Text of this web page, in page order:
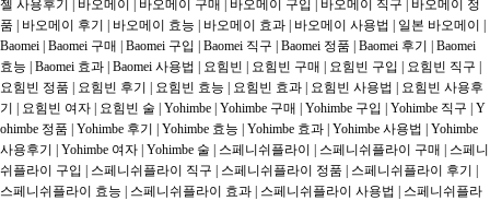
젤 사용후기 | 바오메이 | 바오메이 구매 | 바오메이 구입 | 바오메이 직구 | 바오메이 정
품 | 바오메이 후기 | 바오메이 효능 | 바오메이 효과 | 바오메이 사용법 | 일본 바오메이 |
Baomei | Baomei 구매 | Baomei 구입 | Baomei 직구 | Baomei 정품 | Baomei 후기 | Baomei
효능 | Baomei 효과 | Baomei 사용법 | 요힘빈 | 요힘빈 구매 | 요힘빈 구입 | 요힘빈 직구 |
요힘빈 정품 | 요힘빈 후기 | 요힘빈 효능 | 요힘빈 효과 | 요힘빈 사용법 | 요힘빈 사용후
기 | 요힘빈 여자 | 요힘빈 술 | Yohimbe | Yohimbe 구매 | Yohimbe 구입 | Yohimbe 직구 | Y
ohimbe 정품 | Yohimbe 후기 | Yohimbe 효능 | Yohimbe 효과 | Yohimbe 사용법 | Yohimbe
사용후기 | Yohimbe 여자 | Yohimbe 술 | 스페니쉬플라이 | 스페니쉬플라이 구매 | 스페니
쉬플라이 구입 | 스페니쉬플라이 직구 | 스페니쉬플라이 정품 | 스페니쉬플라이 후기 |
스페니쉬플라이 효능 | 스페니쉬플라이 효과 | 스페니쉬플라이 사용법 | 스페니쉬플라